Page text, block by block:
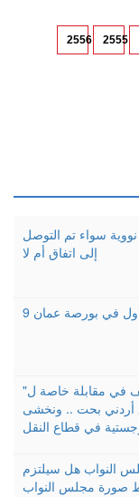
2555
2556
نووية سواء تم التوصل
إلى اتفاق أم لا
في بورصة عمان
في مقابلة خاصة ل"
أردني بحت .. ونخشى
في قطاع النقل
النواب هل سيلتزم
صورة مجلس النواب